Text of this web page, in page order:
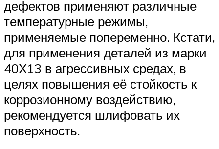
дефектов применяют различные
температурные режимы,
применяемые попеременно. Кстати,
для применения деталей из марки
40Х13 в агрессивных средах, в
целях повышения её стойкость к
коррозионному воздействию,
рекомендуется шлифовать их
поверхность.